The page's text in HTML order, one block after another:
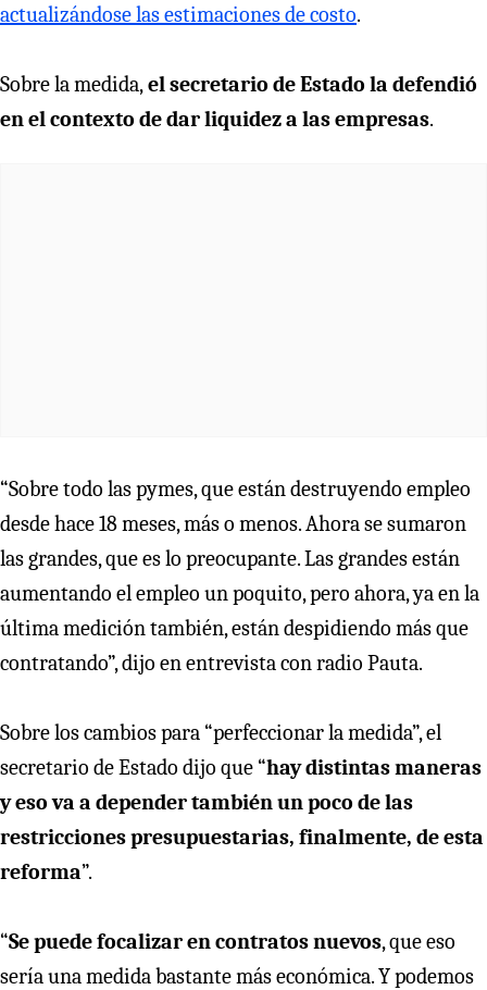
actualizándose las estimaciones de costo.
Sobre la medida,el secretario de Estado la defendió
en el contexto de dar liquidez a las empresas.
“Sobre todo las pymes, que están destruyendo empleo
desde hace 18 meses, más o menos. Ahora se sumaron
las grandes, que es lo preocupante. Las grandes están
aumentando el empleo un poquito, pero ahora, ya en la
última medición también, están despidiendo más que
contratando”, dijo en entrevista con radio Pauta.
Sobre los cambios para “perfeccionar la medida”, el
secretario de Estado dijo que “hay distintas maneras
y eso va a depender también un poco de las
restricciones presupuestarias, finalmente, de esta
reforma”.
“Se puede focalizar en contratos nuevos, que eso
sería una medida bastante más económica. Y podemos